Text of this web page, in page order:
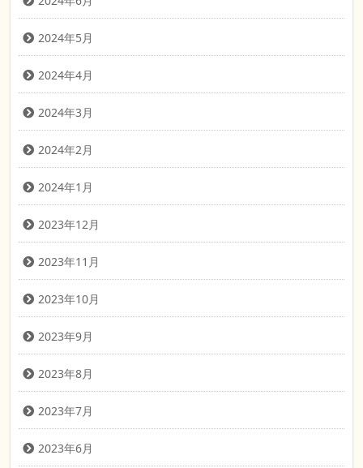
2024年5月
2024年4月
2024年3月
2024年2月
2024年1月
2023年12月
2023年11月
2023年10月
2023年9月
2023年8月
2023年7月
2023年6月